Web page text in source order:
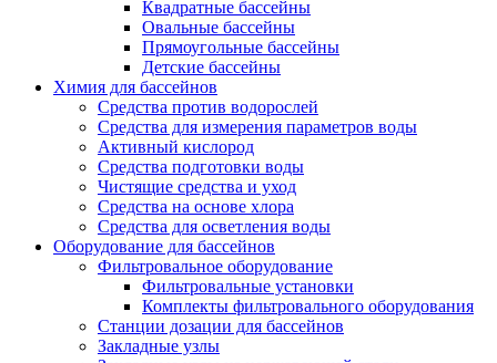
Квадратные бассейны
Овальные бассейны
Прямоугольные бассейны
Детские бассейны
Химия для бассейнов
Средства против водорослей
Средства для измерения параметров воды
Активный кислород
Средства подготовки воды
Чистящие средства и уход
Средства на основе хлора
Средства для осветления воды
Оборудование для бассейнов
Фильтровальное оборудование
Фильтровальные установки
Комплекты фильтровального оборудования
Станции дозации для бассейнов
Закладные узлы